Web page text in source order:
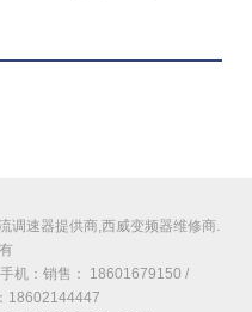
调速器提供商,西威变频器维修商.
：销售： 18601679150 /
18602144447